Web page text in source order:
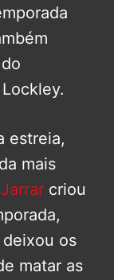
estreia,
mais
criou
os
matar as